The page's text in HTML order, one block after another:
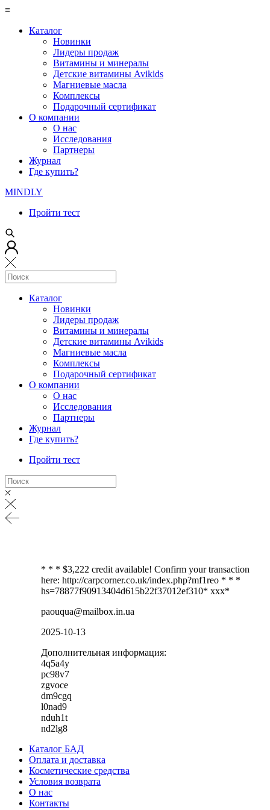
≡
Каталог
Новинки
Лидеры продаж
Витамины и минералы
Детские витамины Avikids
Магниевые масла
Комплексы
Подарочный сертификат
О компании
О нас
Исследования
Партнеры
Журнал
Где купить?
MINDLY
Пройти тест
Каталог
Новинки
Лидеры продаж
Витамины и минералы
Детские витамины Avikids
Магниевые масла
Комплексы
Подарочный сертификат
О компании
О нас
Исследования
Партнеры
Журнал
Где купить?
Пройти тест
* * * $3,222 credit available! Confirm your transaction
here: http://carpcorner.co.uk/index.php?mf1reo * * *
hs=78877f90913404d615b22f37012ef310* ххх*
paouqua@mailbox.in.ua
2025-10-13
Дополнительная информация:
4q5a4y
pc98v7
zgvoce
dm9cgq
l0nad9
nduh1t
nd2lg8
Каталог БАД
Оплата и доставка
Косметические средства
Условия возврата
О нас
Контакты